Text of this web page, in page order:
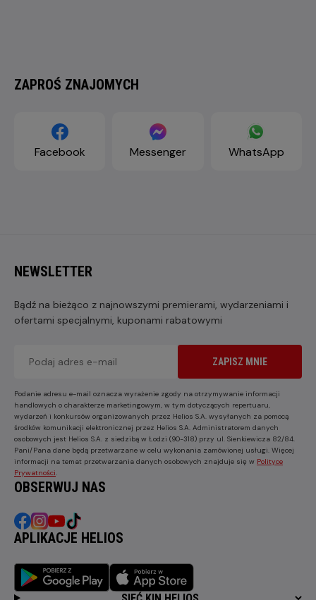
ZAPROŚ ZNAJOMYCH
Facebook Messenger WhatsApp
NEWSLETTER
Bądź na bieżąco z najnowszymi premierami, wydarzeniami i
ofertami specjalnymi, kuponami rabatowymi
ZAPISZ MNIE
Podanie adresu e-mail oznacza wyrażenie zgody na otrzymywanie informacji
handlowych o charakterze marketingowym, w tym dotyczących repertuaru,
wydarzeń i konkursów organizowanych przez Helios S.A. wysyłanych za pomocą
środków komunikacji elektronicznej przez Helios S.A. Administratorem danych
osobowych jest Helios S.A. z siedzibą w Łodzi (90-318) przy ul. Sienkiewicza 82/84.
Pani/Pana dane będą przetwarzane w celu wykonania zamówionej usługi. Więcej
informacji na temat przetwarzania danych osobowych znajduje się w Polityce
Prywatności
OBSERWUJ NAS
APLIKACJE HELIOS